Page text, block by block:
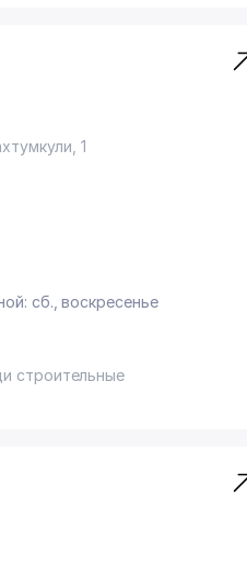
, 1
сб., воскресенье
строительные